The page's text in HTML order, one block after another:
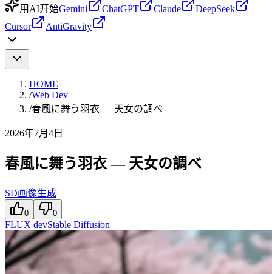
用AI开始Gemini ChatGPT Claude
DeepSeek
Cursor
AntiGravity
HOME
/Web Dev
/春風に舞う羽衣 — 天女の調べ
2026年7月4日
春風に舞う羽衣 — 天女の調べ
SD画像生成
0 0
FLUX devStable Diffusion